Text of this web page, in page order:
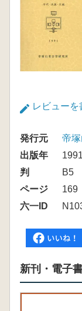
レビューを
発行元
帝
出版年
1991
判
B5
ページ
169
六一ID
新刊・電子